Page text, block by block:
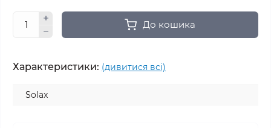
До кошика
Характеристики: (дивитися всі)
Solax